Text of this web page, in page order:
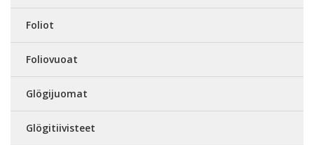
Foliot
Foliovuoat
Glögijuomat
Glögitiivisteet